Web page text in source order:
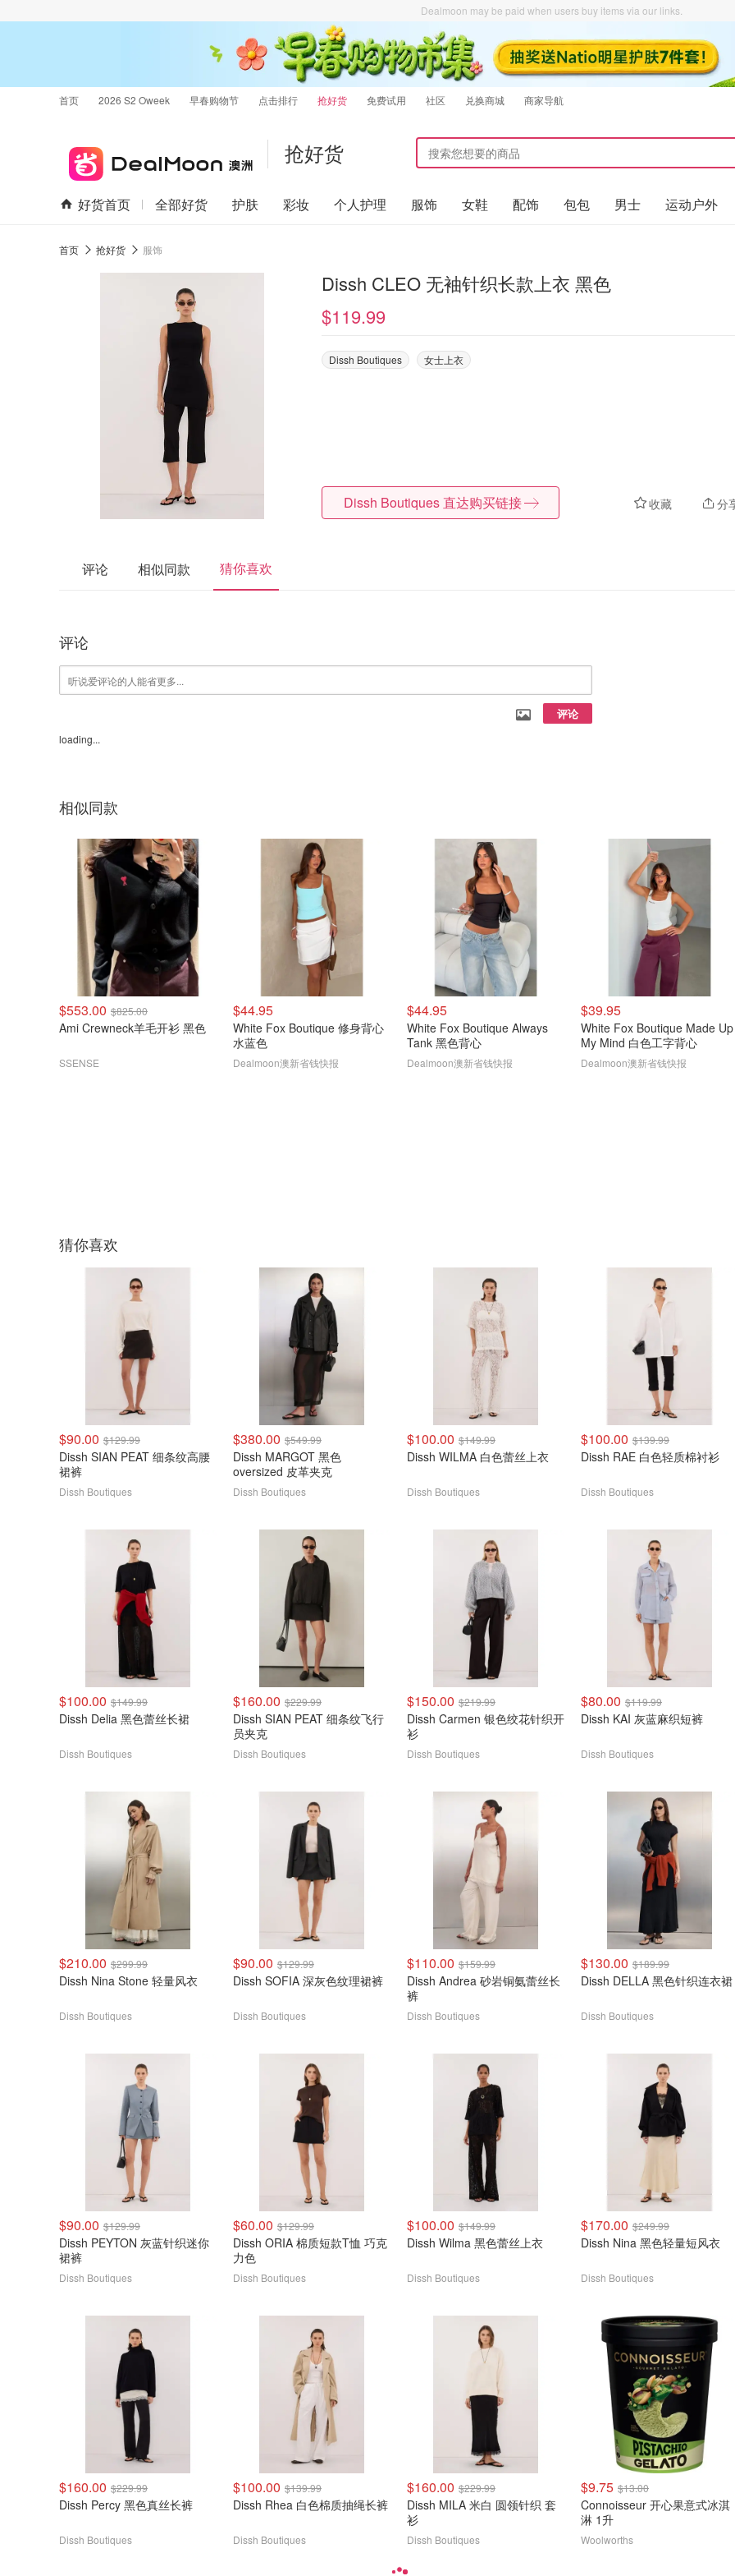
Dealmoon may be paid when users buy items via our links.
首页 2026 S2 Oweek 早春购物节 点击排行 抢好货 免费试用 社区 兑换商城 商家导航
抢好货
好货首页 全部好货 护肤 彩妆 个人护理 服饰 女鞋 配饰 包包 男士 运动户外
首页 抢好货 服饰
Dissh CLEO 无袖针织长款上衣 黑色
$119.99
Dissh Boutiques 女士上衣
收藏 分
Dissh Boutiques 直达购买链接
评论 相似同款 猜你喜欢
评论
评论
loading...
相似同款
$553.00 $825.00
Ami Crewneck羊毛开衫 黑色
SSENSE
$44.95
White Fox Boutique 修身背心
水蓝色
Dealmoon澳新省钱快报
$44.95
White Fox Boutique Always
Tank 黑色背心
Dealmoon澳新省钱快报
$39.95
White Fox Boutique Made Up
My Mind 白色工字背心
Dealmoon澳新省钱快报
猜你喜欢
$90.00 $129.99
Dissh SIAN PEAT 细条纹高腰
裙裤
Dissh Boutiques
$380.00 $549.99
Dissh MARGOT 黑色
oversized 皮革夹克
Dissh Boutiques
$100.00 $149.99
Dissh WILMA 白色蕾丝上衣
Dissh Boutiques
$100.00 $139.99
Dissh RAE 白色轻质棉衬衫
Dissh Boutiques
$100.00 $149.99
Dissh Delia 黑色蕾丝长裙
Dissh Boutiques
$160.00 $229.99
Dissh SIAN PEAT 细条纹飞行
员夹克
Dissh Boutiques
$150.00 $219.99
Dissh Carmen 银色绞花针织开
衫
Dissh Boutiques
$80.00 $119.99
Dissh KAI 灰蓝麻织短裤
Dissh Boutiques
$210.00 $299.99
Dissh Nina Stone 轻量风衣
Dissh Boutiques
$90.00 $129.99
Dissh SOFIA 深灰色纹理裙裤
Dissh Boutiques
$110.00 $159.99
Dissh Andrea 砂岩铜氨蕾丝长
裤
Dissh Boutiques
$130.00 $189.99
Dissh DELLA 黑色针织连衣裙
Dissh Boutiques
$90.00 $129.99
Dissh PEYTON 灰蓝针织迷你
裙裤
Dissh Boutiques
$60.00 $129.99
Dissh ORIA 棉质短款T恤 巧克
力色
Dissh Boutiques
$100.00 $149.99
Dissh Wilma 黑色蕾丝上衣
Dissh Boutiques
$170.00 $249.99
Dissh Nina 黑色轻量短风衣
Dissh Boutiques
$160.00 $229.99
Dissh Percy 黑色真丝长裤
Dissh Boutiques
$100.00 $139.99
Dissh Rhea 白色棉质抽绳长裤
Dissh Boutiques
$160.00 $229.99
Dissh MILA 米白 圆领针织 套
衫
Dissh Boutiques
$9.75 $13.00
Connoisseur 开心果意式冰淇
淋 1升
Woolworths